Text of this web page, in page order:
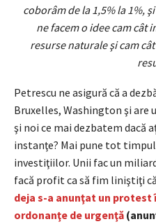
coborâm de la 1,5% la 1%,
ne facem o idee cam cât
resurse naturale şi cam
Petrescu ne asigură că a
Bruxelles, Washington şi are
şi noi ce mai dezbatem dacă
instanţe? Mai pune tot
investiţiilor. Unii fac un
facă profit ca să fim liniştiţi
deja s-a anunţat un
ordonanţe de urgenţă